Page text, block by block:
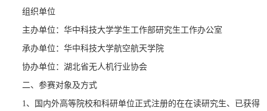
组织单位
主办单位：华中科技大学学生工作部研究生工作办公室
承办单位：华中科技大学航空航天学院
协办单位：湖北省无人机行业协会
二、参赛对象及方式
1、国内外高等院校和科研单位正式注册的在在读研究生、已获得